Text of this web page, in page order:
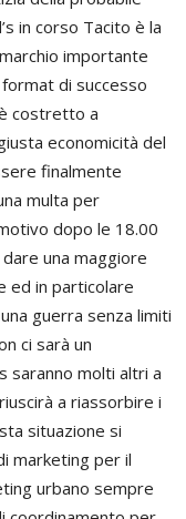
in corso Tacito è la
importante
di successo
costretto a
economicità del
finalmente
multa per
dopo le 18.00
una maggiore
ed in particolare
guerra senza limiti
ci sarà un
saranno molti altri a
a riassorbire i
situazione si
marketing per il
urbano sempre